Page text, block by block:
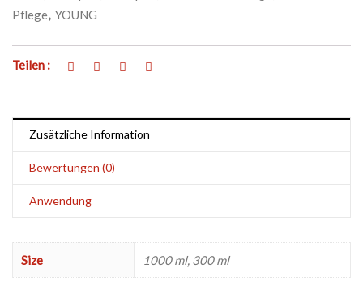
Pflege, YOUNG
Teilen :
Zusätzliche Information
Bewertungen (0)
Anwendung
Size 1000 ml, 300 ml